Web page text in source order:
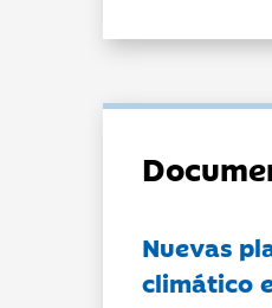
Nuevas
climático